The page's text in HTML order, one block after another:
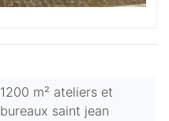
1200 m² ateliers et
bureaux saint jean